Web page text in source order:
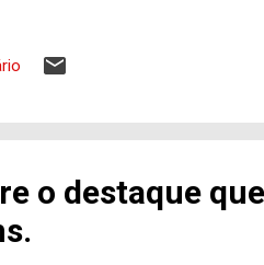
foi fundado em 19 de
de padrinhos, os Rotary
e 24 de Outubro. As
765, em Campinas. Um dos
para os rotarianos
o destaque